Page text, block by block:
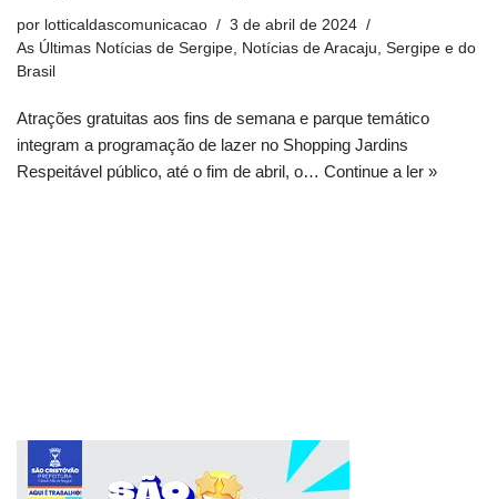
por lotticaldascomunicacao
3 de abril de 2024
As Últimas Notícias de Sergipe
Notícias de Aracaju, Sergipe e do
Brasil
Atrações gratuitas aos fins de semana e parque temático
integram a programação de lazer no Shopping Jardins
Respeitável público, até o fim de abril, o… Continue a ler »